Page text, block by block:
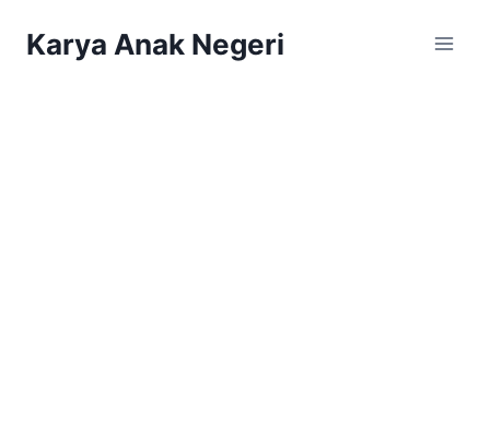
Karya Anak Negeri